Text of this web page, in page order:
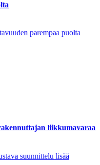
parempaa puolta
liikkumavaraa
suunnittelu lisää